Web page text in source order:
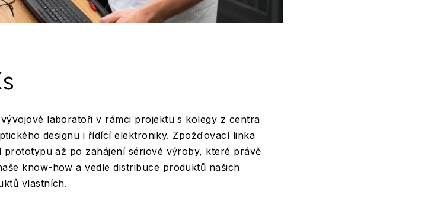
laboratoři v rámci projektu s kolegy z centra
designu i řídící elektroniky. Zpožďovací linka
až po zahájení sériové výroby, které právě
know-how a vedle distribuce produktů našich
vlastních.